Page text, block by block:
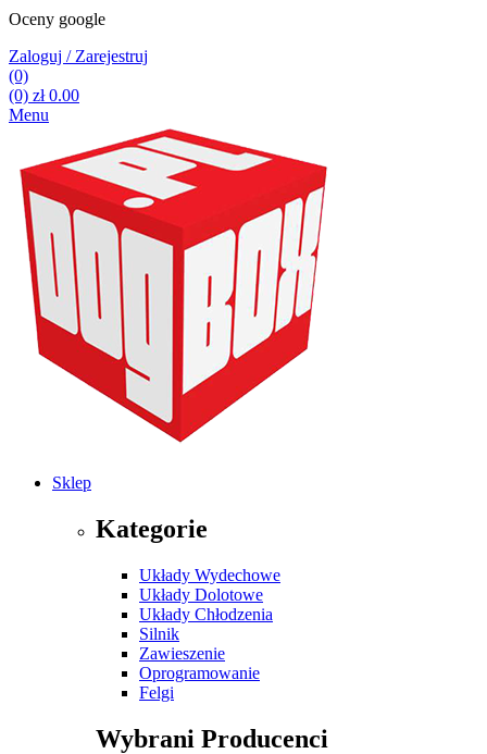
Oceny google
Zaloguj / Zarejestruj
(0)
(0) zł0.00
Menu
Sklep
Kategorie
Układy Wydechowe
Układy Dolotowe
Układy Chłodzenia
Silnik
Zawieszenie
Oprogramowanie
Felgi
Wybrani Producenci